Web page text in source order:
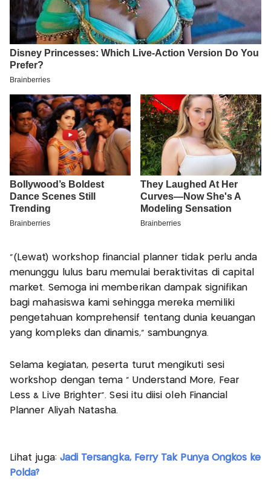
"(Lewat) workshop financial planner tidak perlu anda
menunggu lulus baru memulai beraktivitas di capital
market. Semoga ini memberikan dampak signifikan
bagi mahasiswa kami sehingga mereka memiliki
pengetahuan komprehensif tentang dunia keuangan
yang kompleks dan dinamis," sambungnya.
Selama kegiatan, peserta turut mengikuti sesi
workshop dengan tema " Understand More, Fear
Less & Live Brighter". Sesi itu diisi oleh Financial
Planner Aliyah Natasha.
Lihat juga: Jadi Tersangka, Ferry Tak Punya Ongkos ke
Polda?